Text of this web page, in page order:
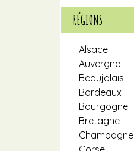
RÉGIONS
Alsace
Auvergne
Beaujolais
Bordeaux
Bourgogne
Bretagne
Champagne